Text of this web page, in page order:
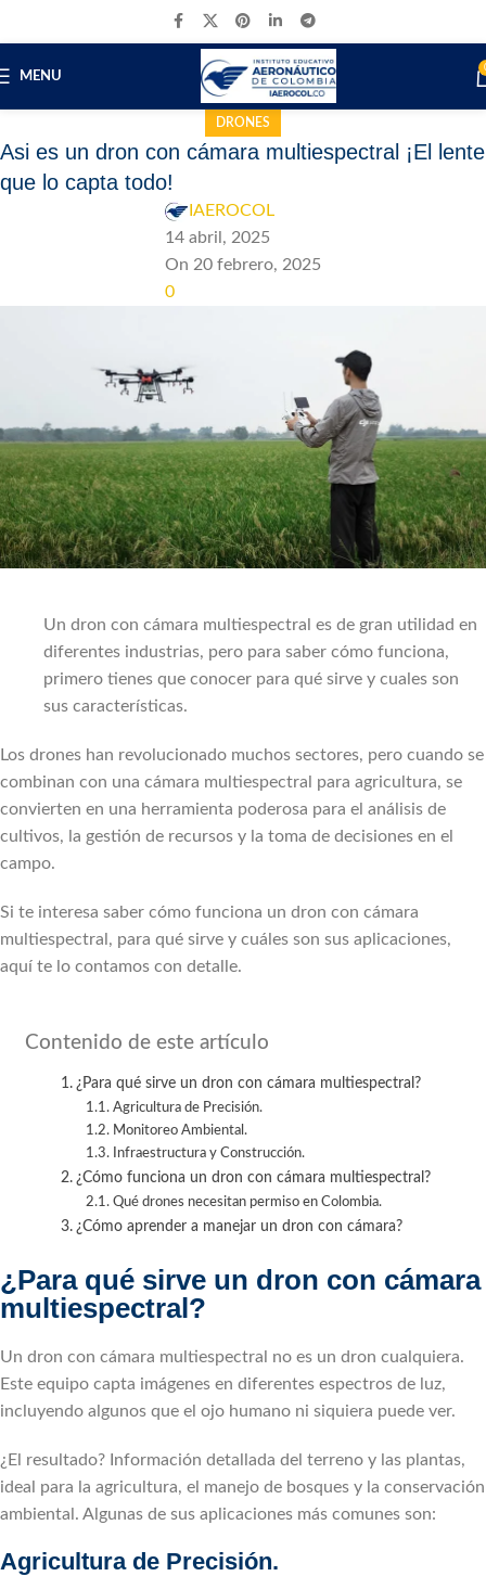
MENU
DRONES
Asi es un dron con cámara multiespectral ¡El lente
que lo capta todo!
IAEROCOL
14 abril, 2025
On 20 febrero, 2025
0
Un dron con cámara multiespectral es de gran utilidad en
diferentes industrias, pero para saber cómo funciona,
primero tienes que conocer para qué sirve y cuales son
sus características.
Los drones han revolucionado muchos sectores, pero cuando se
combinan con una cámara multiespectral para agricultura, se
convierten en una herramienta poderosa para el análisis de
cultivos, la gestión de recursos y la toma de decisiones en el
campo.
Si te interesa saber cómo funciona un dron con cámara
multiespectral, para qué sirve y cuáles son sus aplicaciones,
aquí te lo contamos con detalle.
Contenido de este artículo
¿Para qué sirve un dron con cámara multiespectral?
Agricultura de Precisión.
Monitoreo Ambiental.
Infraestructura y Construcción.
¿Cómo funciona un dron con cámara multiespectral?
Qué drones necesitan permiso en Colombia.
¿Cómo aprender a manejar un dron con cámara?
¿Para qué sirve un dron con cámara
multiespectral?
Un dron con cámara multiespectral no es un dron cualquiera.
Este equipo capta imágenes en diferentes espectros de luz,
incluyendo algunos que el ojo humano ni siquiera puede ver.
¿El resultado? Información detallada del terreno y las plantas,
ideal para la agricultura, el manejo de bosques y la conservación
ambiental. Algunas de sus aplicaciones más comunes son:
Agricultura de Precisión.